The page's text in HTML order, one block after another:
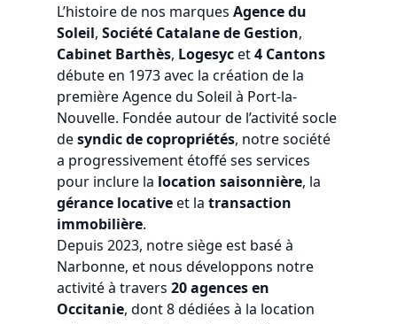
L’histoire de nos marques Agence du
Soleil, Société Catalane de Gestion,
Cabinet Barthès, Logesycet4 Cantons
débute en 1973 avec la création de la
première Agence du Soleil à Port-la-
Nouvelle. Fondée autour de l’activité socle
desyndic de copropriétés, notre société
a progressivement étoffé ses services
pour inclure la location saisonnière, la
gérance locativeet la transaction
immobilière.
Depuis 2023, notre siège est basé à
Narbonne, et nous développons notre
activité à travers 20 agences en
Occitanie, dont 8 dédiées à la location